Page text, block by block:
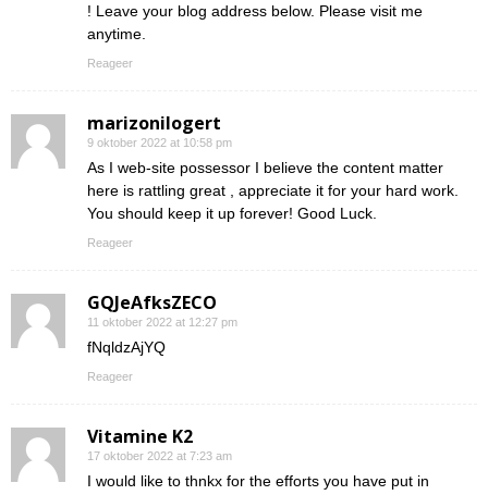
! Leave your blog address below. Please visit me
anytime.
Reageer
marizonilogert
9 oktober 2022 at 10:58 pm
As I web-site possessor I believe the content matter
here is rattling great , appreciate it for your hard work.
You should keep it up forever! Good Luck.
Reageer
GQJeAfksZECO
11 oktober 2022 at 12:27 pm
fNqldzAjYQ
Reageer
Vitamine K2
17 oktober 2022 at 7:23 am
I would like to thnkx for the efforts you have put in